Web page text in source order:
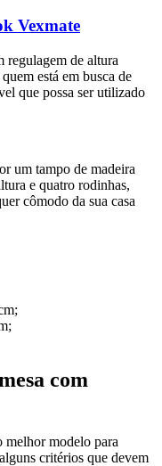
Vexmate
regulagem de altura
está em busca de
que possa ser utilizado
um tampo de madeira
e quatro rodinhas,
cômodo da sua casa
com
melhor modelo para
critérios que devem